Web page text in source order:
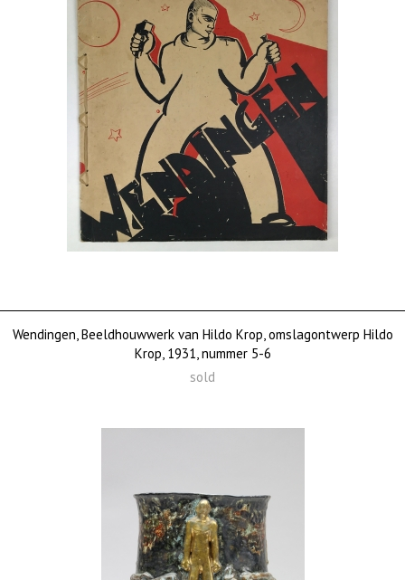
Wendingen, Beeldhouwwerk van Hildo Krop, omslagontwerp Hildo
Krop, 1931, nummer 5-6
sold